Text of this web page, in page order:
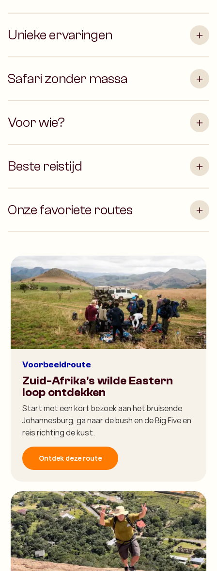
Unieke ervaringen
Safari zonder massa
Voor wie?
Beste reistijd
Onze favoriete routes
Voorbeeldroute
Zuid-Afrika's wilde Eastern
loop ontdekken
Start met een kort bezoek aan het bruisende
Johannesburg, ga naar de bush en de Big Five en
reis richting de kust.
Ontdek deze route